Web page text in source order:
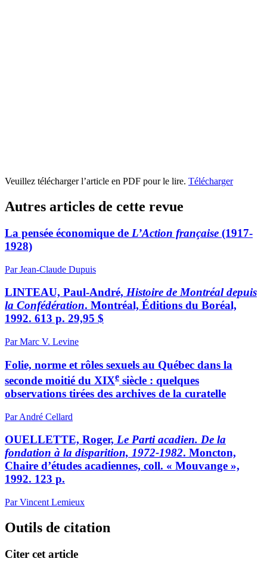
Veuillez télécharger l’article en PDF pour le lire. Télécharger
Autres articles de cette revue
La pensée économique de L’Action française (1917-
1928)
Par Jean-Claude Dupuis
LINTEAU, Paul-André, Histoire de Montréal depuis
la Confédération. Montréal, Éditions du Boréal,
1992. 613 p. 29,95 $
Par Marc V. Levine
Folie, norme et rôles sexuels au Québec dans la
seconde moitié du XIXe siècle : quelques
observations tirées des archives de la curatelle
Par André Cellard
OUELLETTE, Roger, Le Parti acadien. De la
fondation à la disparition, 1972-1982. Moncton,
Chaire d’études acadiennes, coll. « Mouvange »,
1992. 123 p.
Par Vincent Lemieux
Outils de citation
Citer cet article